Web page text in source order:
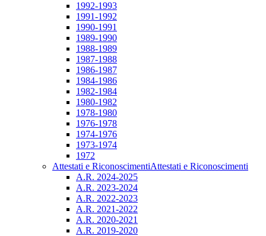
1992-1993
1991-1992
1990-1991
1989-1990
1988-1989
1987-1988
1986-1987
1984-1986
1982-1984
1980-1982
1978-1980
1976-1978
1974-1976
1973-1974
1972
Attestati e RiconoscimentiAttestati e Riconoscimenti
A.R. 2024-2025
A.R. 2023-2024
A.R. 2022-2023
A.R. 2021-2022
A.R. 2020-2021
A.R. 2019-2020